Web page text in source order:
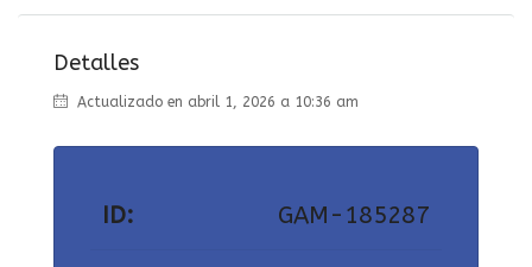
Detalles
Actualizado en abril 1, 2026 a 10:36 am
ID: GAM-185287